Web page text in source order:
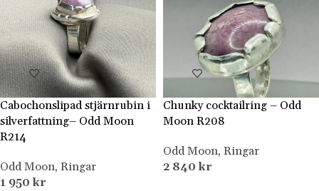
Cabochonslipad stjärnrubin i
silverfattning– Odd Moon
R214
Odd Moon, Ringar
1 950kr
Chunky cocktailring – Odd
Moon R208
Odd Moon, Ringar
2 840kr